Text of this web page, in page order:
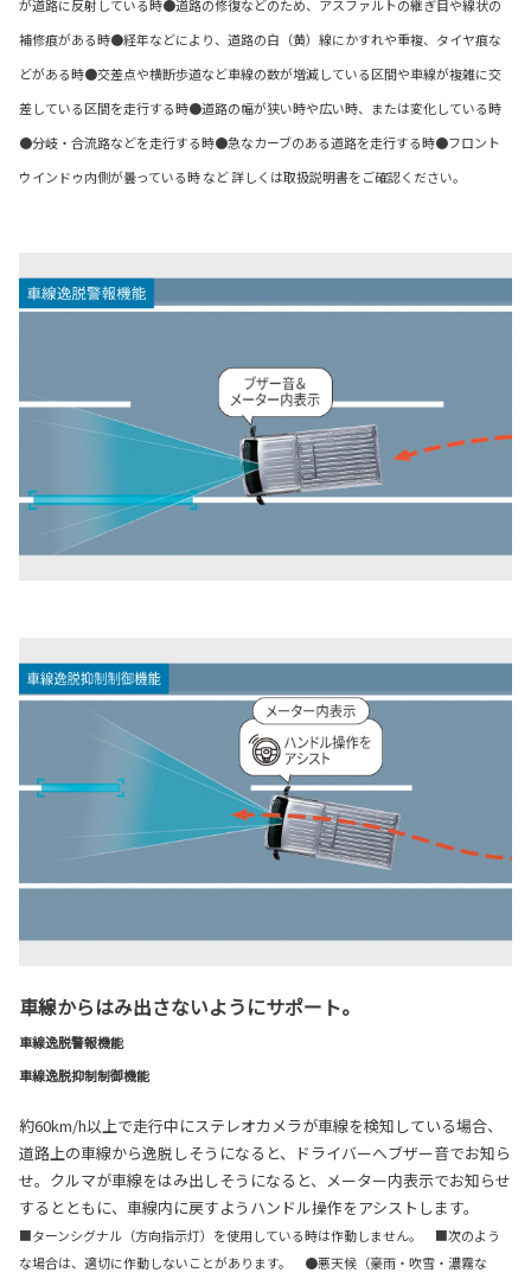
が道路に反射している時●道路の修復などのため、アスファルトの継ぎ目や線状の
補修痕がある時●経年などにより、道路の白（黄）線にかすれや重複、タイヤ痕な
どがある時●交差点や横断歩道など車線の数が増減している区間や車線が複雑に交
差している区間を走行する時●道路の幅が狭い時や広い時、または変化している時
●分岐・合流路などを走行する時●急なカーブのある道路を走行する時●フロント
ウインドゥ内側が曇っている時 など 詳しくは取扱説明書をご確認ください。
車線からはみ出さないようにサポート。
車線逸脱警報機能
車線逸脱抑制制御機能
約60km/h以上で走行中にステレオカメラが車線を検知している場合、
道路上の車線から逸脱しそうになると、ドライバーへブザー音でお知ら
せ。クルマが車線をはみ出しそうになると、メーター内表示でお知らせ
するとともに、車線内に戻すようハンドル操作をアシストします。
■ターンシグナル（方向指示灯）を使用している時は作動しません。 ■次のよう
な場合は、適切に作動しないことがあります。 ●悪天候（豪雨・吹雪・濃霧な